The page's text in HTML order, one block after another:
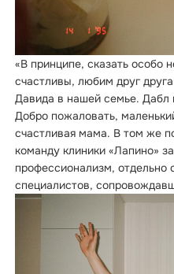
«В принципе, сказать особо
счастливы, любим друг
Давида в нашей семье. Дабл
Добро пожаловать,
счастливая мама. В том же
команду клиники «Лапино»
профессионализм, отдельно
специалистов,